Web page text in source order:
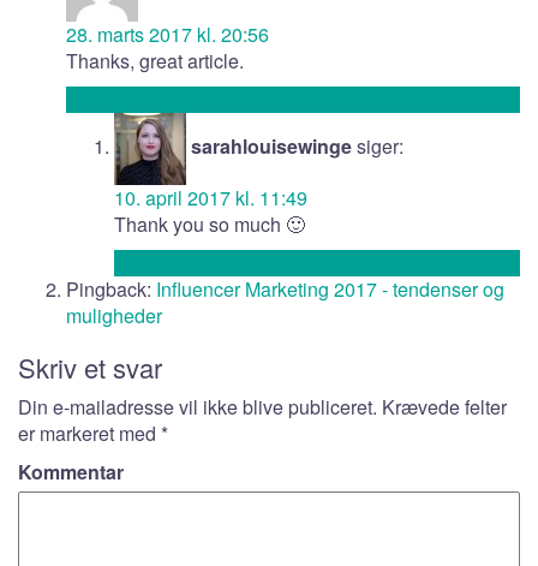
28. marts 2017 kl. 20:56
Thanks, great article.
sarahlouisewingesiger:
10. april 2017 kl. 11:49
Thank you so much 🙂
Pingback: Influencer Marketing 2017 - tendenser og
muligheder
Skriv et svar
Din e-mailadresse vil ikke blive publiceret. Krævede felter
er markeret med *
Kommentar